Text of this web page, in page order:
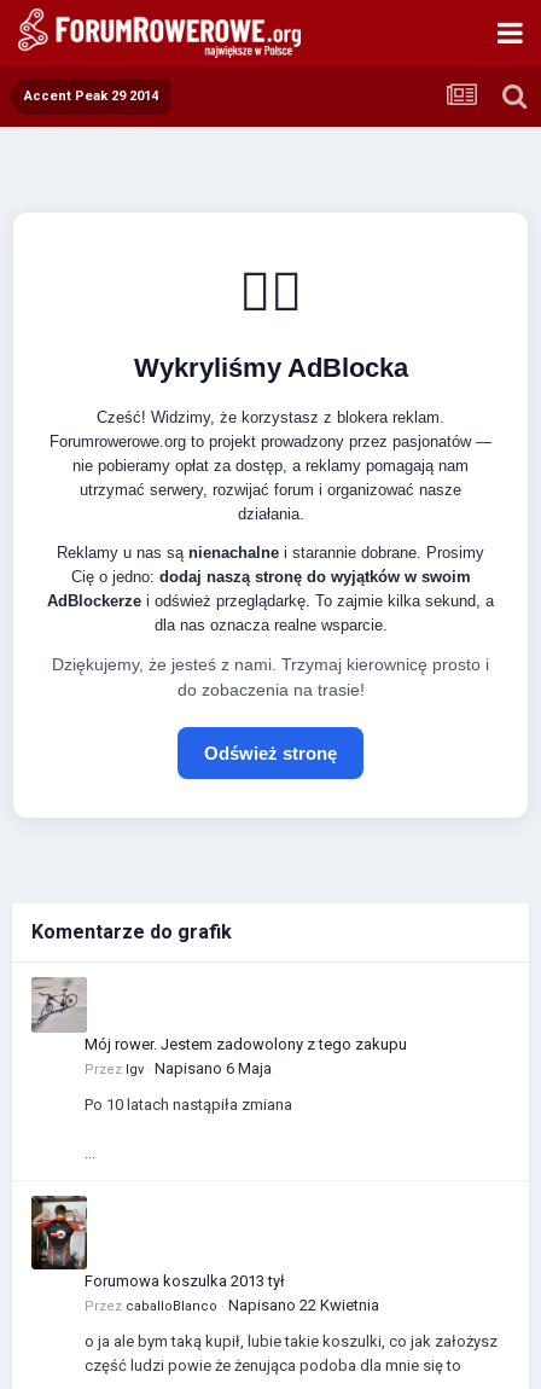
Accent Peak 29 2014
🚴‍♂️
Wykryliśmy AdBlocka
Cześć! Widzimy, że korzystasz z blokera reklam.
Forumrowerowe.org to projekt prowadzony przez pasjonatów —
nie pobieramy opłat za dostęp, a reklamy pomagają nam
utrzymać serwery, rozwijać forum i organizować nasze
działania.
Reklamy u nas są nienachalne i starannie dobrane. Prosimy
Cię o jedno: dodaj naszą stronę do wyjątków w swoim
AdBlockerze i odśwież przeglądarkę. To zajmie kilka sekund, a
dla nas oznacza realne wsparcie.
Dziękujemy, że jesteś z nami. Trzymaj kierownicę prosto i
do zobaczenia na trasie!
Odśwież stronę
Komentarze do grafik
Mój rower. Jestem zadowolony z tego zakupu
Przez Igv · Napisano 6 Maja
Po 10 latach nastąpiła zmiana
...
Forumowa koszulka 2013 tył
Przez caballoBlanco · Napisano 22 Kwietnia
o ja ale bym taką kupił, lubie takie koszulki, co jak założysz
część ludzi powie że żenująca podoba dla mnie się to